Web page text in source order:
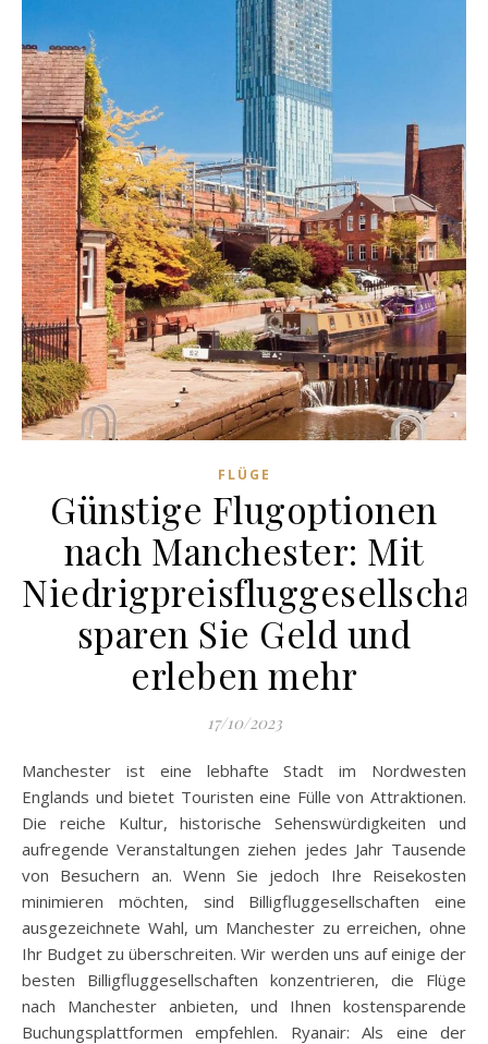
FLÜGE
Günstige Flugoptionen
nach Manchester: Mit
sparen Sie Geld und
erleben mehr
17/10/2023
Manchester ist eine lebhafte Stadt im Nordwesten
Englands und bietet Touristen eine Fülle von Attraktionen.
Die reiche Kultur, historische Sehenswürdigkeiten und
aufregende Veranstaltungen ziehen jedes Jahr Tausende
von Besuchern an. Wenn Sie jedoch Ihre Reisekosten
minimieren möchten, sind Billigfluggesellschaften eine
ausgezeichnete Wahl, um Manchester zu erreichen, ohne
Ihr Budget zu überschreiten. Wir werden uns auf einige der
besten Billigfluggesellschaften konzentrieren, die Flüge
nach Manchester anbieten, und Ihnen kostensparende
Buchungsplattformen empfehlen. Ryanair: Als eine der